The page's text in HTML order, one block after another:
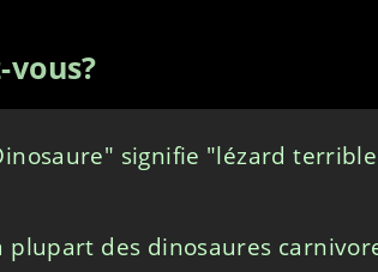
vous?
signifie "lézard
plupart des dinosaures